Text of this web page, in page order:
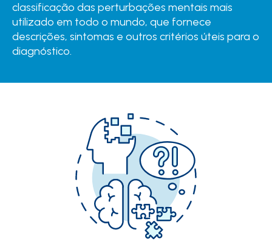
classificação das perturbações mentais mais
utilizado em todo o mundo, que fornece
descrições, sintomas e outros critérios úteis para o
diagnóstico.